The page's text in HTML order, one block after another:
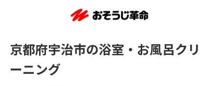
京都府宇治市の浴室・お風呂クリ
ーニング